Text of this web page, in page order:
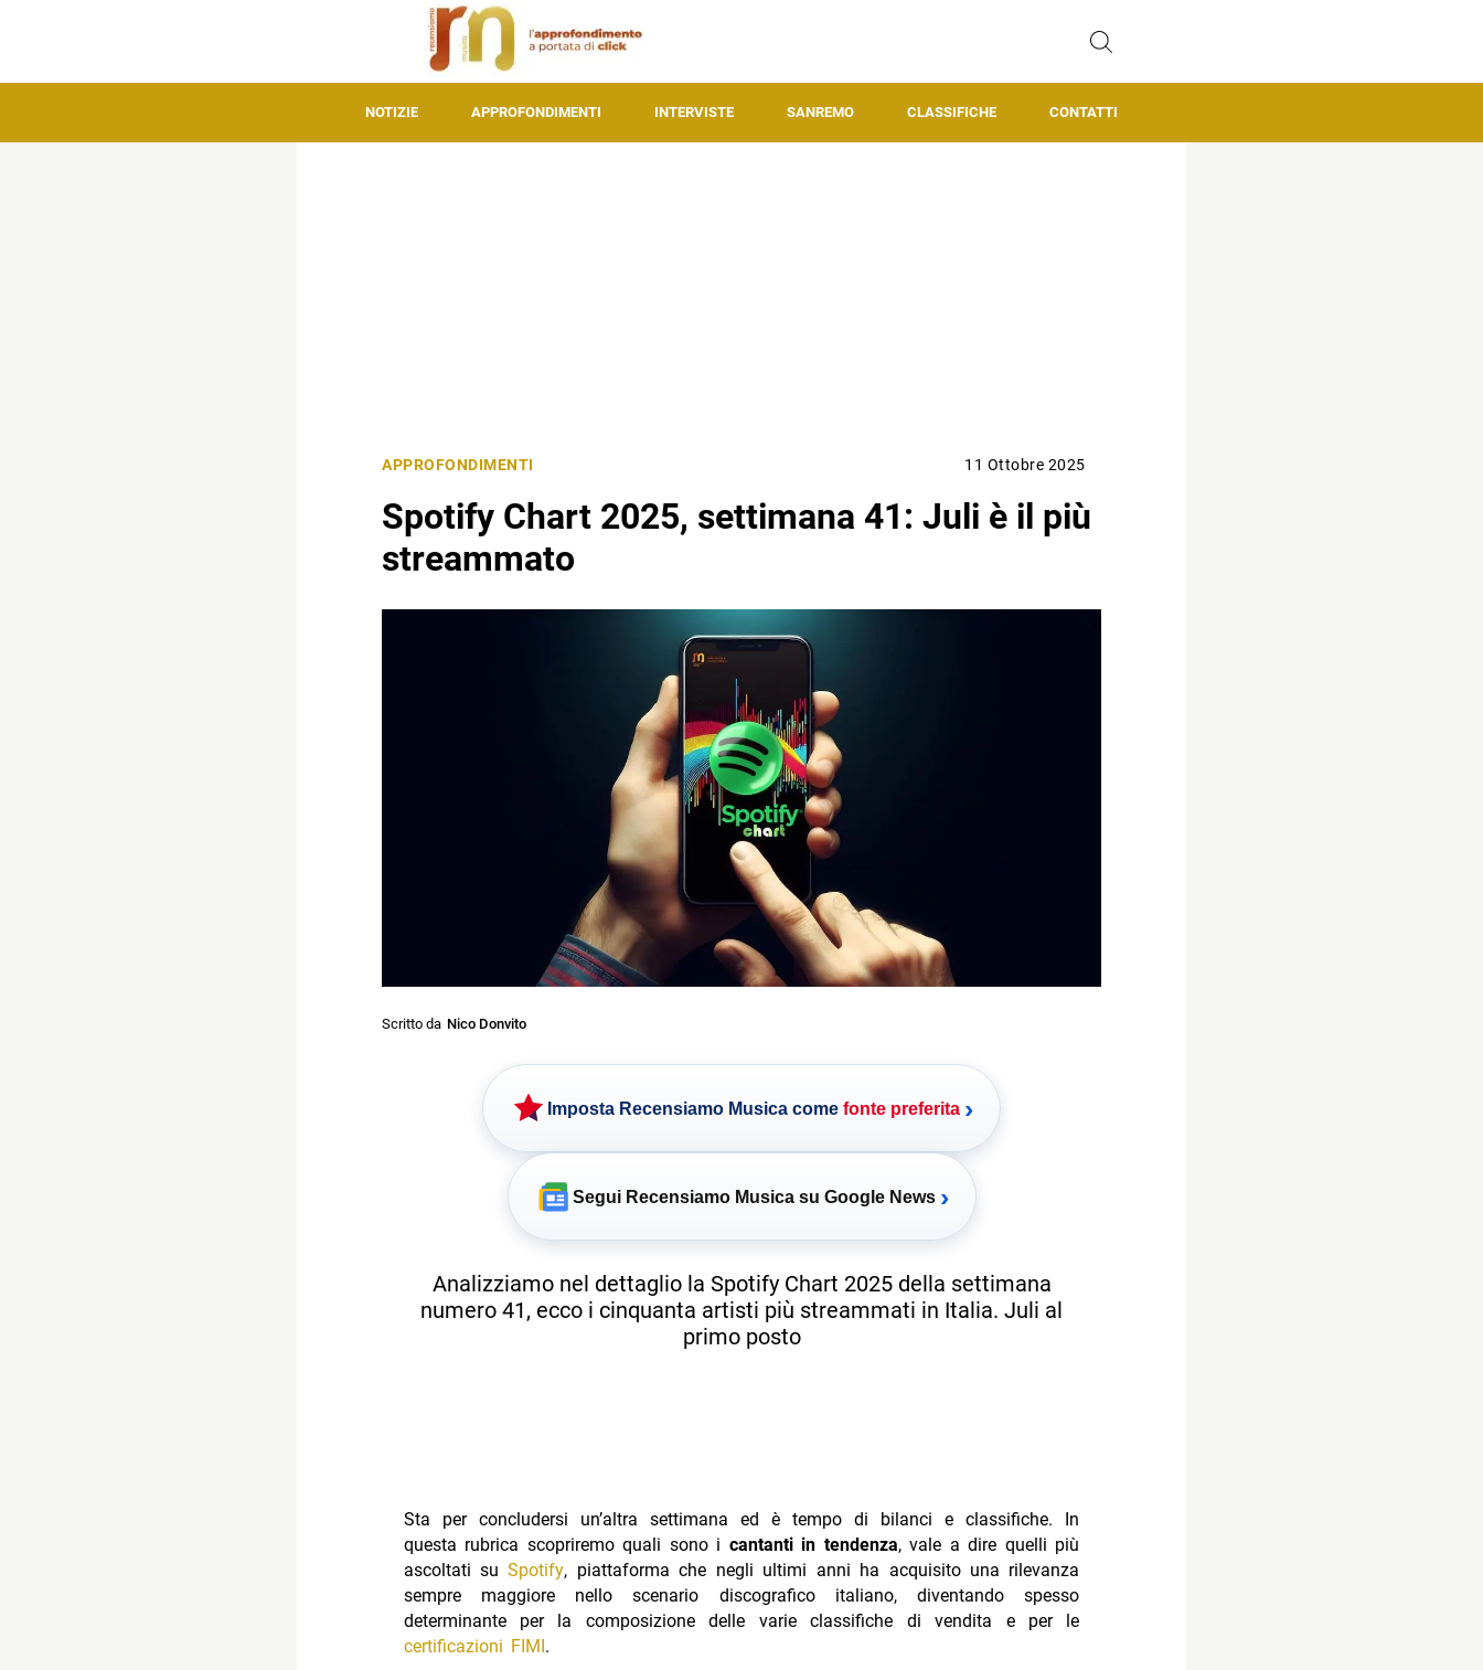
NOTIZIE APPROFONDIMENTI INTERVISTE SANREMO CLASSIFICHE CONTATTI
APPROFONDIMENTI 11 Ottobre 2025
Spotify Chart 2025, settimana 41: Juli è il più
streammato
Scritto da Nico Donvito
Imposta Recensiamo Musica come fonte preferita ›
Segui Recensiamo Musica su Google News ›
Analizziamo nel dettaglio la Spotify Chart 2025 della settimana
numero 41, ecco i cinquanta artisti più streammati in Italia. Juli al
primo posto
Sta per concludersi un’altra settimana ed è tempo di bilanci e classifiche. In
questa rubrica scopriremo quali sono i cantanti in tendenza, vale a dire quelli più
ascoltati suSpotify, piattaforma che negli ultimi anni ha acquisito una rilevanza
sempre maggiore nello scenario discografico italiano, diventando spesso
determinante per la composizione delle varie classifiche di vendita e per le
certificazioni FIMI .